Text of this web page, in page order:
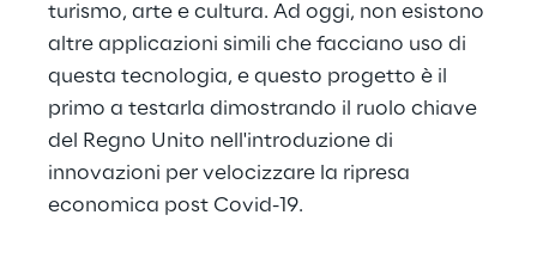
turismo, arte e cultura. Ad oggi, non esistono
altre applicazioni simili che facciano uso di
questa tecnologia, e questo progetto è il
primo a testarla dimostrando il ruolo chiave
del Regno Unito nell'introduzione di
innovazioni per velocizzare la ripresa
economica post Covid-19.